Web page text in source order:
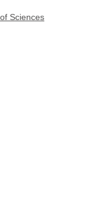
Sciences